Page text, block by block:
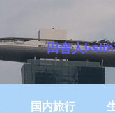
田舎人i-
国内旅行